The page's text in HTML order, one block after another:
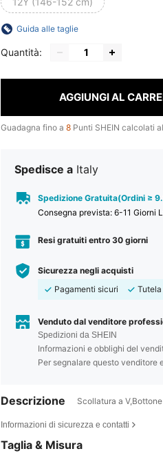
Guida alle taglie
Quantità:
AGGIUNGI AL
Guadagna fino a 8 Punti SHEIN calcolati
Spedisce a Italy
Spedizione Gratuita(Ordini ≥
Consegna prevista: 6-11 Giorni
Resi gratuiti entro 30 giorni
Sicurezza negli acquisti
Pagamenti sicuri
Venduto dal venditore
Spedizioni da SHEIN
Informazioni e obblighi del
Per segnalare questo venditore
Descrizione Scollatura a
Informazioni di sicurezza e contatti
Taglia & Misura
4.90